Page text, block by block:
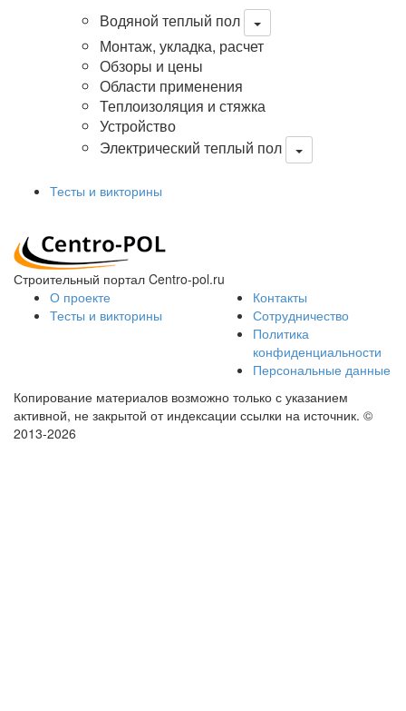
Водяной теплый пол
Монтаж, укладка, расчет
Обзоры и цены
Области применения
Теплоизоляция и стяжка
Устройство
Электрический теплый пол
Тесты и викторины
Строительный портал Centro-pol.ru
О проекте
Тесты и викторины
Контакты
Сотрудничество
Политика
конфиденциальности
Персональные данные
Копирование материалов возможно только с указанием
активной, не закрытой от индексации ссылки на источник. ©
2013-2026